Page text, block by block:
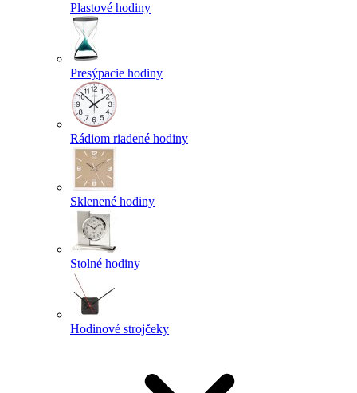
Plastové hodiny
Presýpacie hodiny
Rádiom riadené hodiny
Sklenené hodiny
Stolné hodiny
Hodinové strojčeky